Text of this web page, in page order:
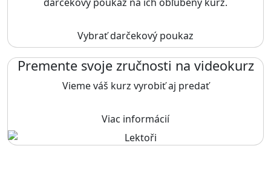
Vybrať darčekový poukaz
Premente svoje zručnosti na videokurz
Vieme váš kurz vyrobiť aj predať
Viac informácií